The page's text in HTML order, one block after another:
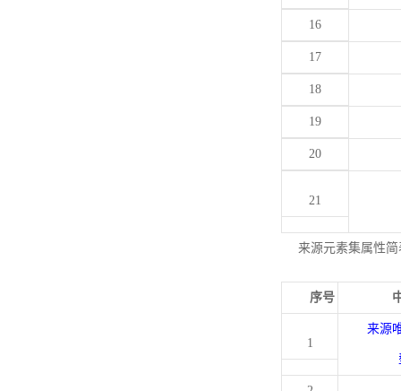
16
17
18
19
20
21
来源元素集属性简
序号
1
来源